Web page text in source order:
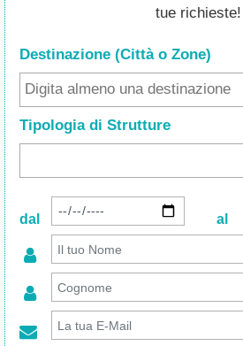
tue richieste!
Destinazione (Città o Zone)
Tipologia di Strutture
dal al